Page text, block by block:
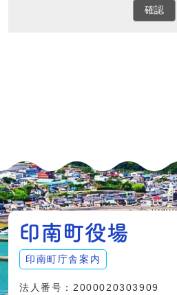
確認
印南町庁舎案内
法人番号：2000020303909